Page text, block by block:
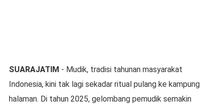
SUARAJATIM - Mudik, tradisi tahunan masyarakat
Indonesia, kini tak lagi sekadar ritual pulang ke kampung
halaman. Di tahun 2025, gelombang pemudik semakin